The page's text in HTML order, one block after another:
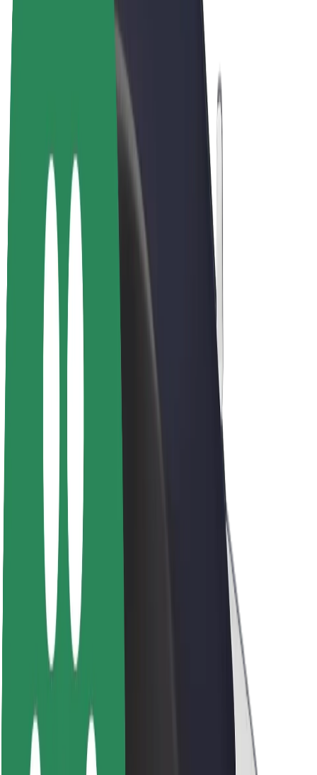
Elcykler
Bolt Plus
Tjen penge med Bolt
Chauffører
Chaufførindtjening
Leveringspersoner
Kurerindtjening
Bolt Mad partnere
Bæredygtighed hos Bolt
Project Zero
Blog
Nyhedsrum
Retningslinjer for brand
Mission
Investorrelationer
Ledelse
Medier
Urban Fund
Sikkerhed